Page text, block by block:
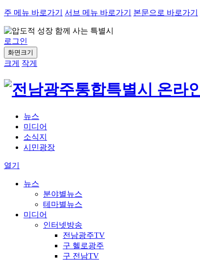
주 메뉴 바로가기 서브 메뉴 바로가기 본문으로 바로가기
로그인
화면크기
크게 작게
뉴스
미디어
소식지
시민광장
열기
뉴스
분야별뉴스
테마별뉴스
미디어
인터넷방송
전남광주TV
구 헬로광주
구 전남TV